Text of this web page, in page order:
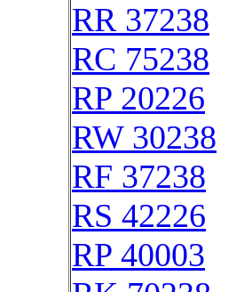
RR 37238
RC 75238
RP 20226
RW 30238
RF 37238
RS 42226
RP 40003